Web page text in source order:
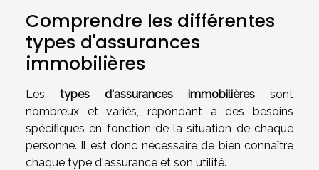
Comprendre les différentes
types d'assurances
immobilières
Les types d'assurances immobilières sont
nombreux et variés, répondant à des besoins
spécifiques en fonction de la situation de chaque
personne. Il est donc nécessaire de bien connaître
chaque type d'assurance et son utilité.